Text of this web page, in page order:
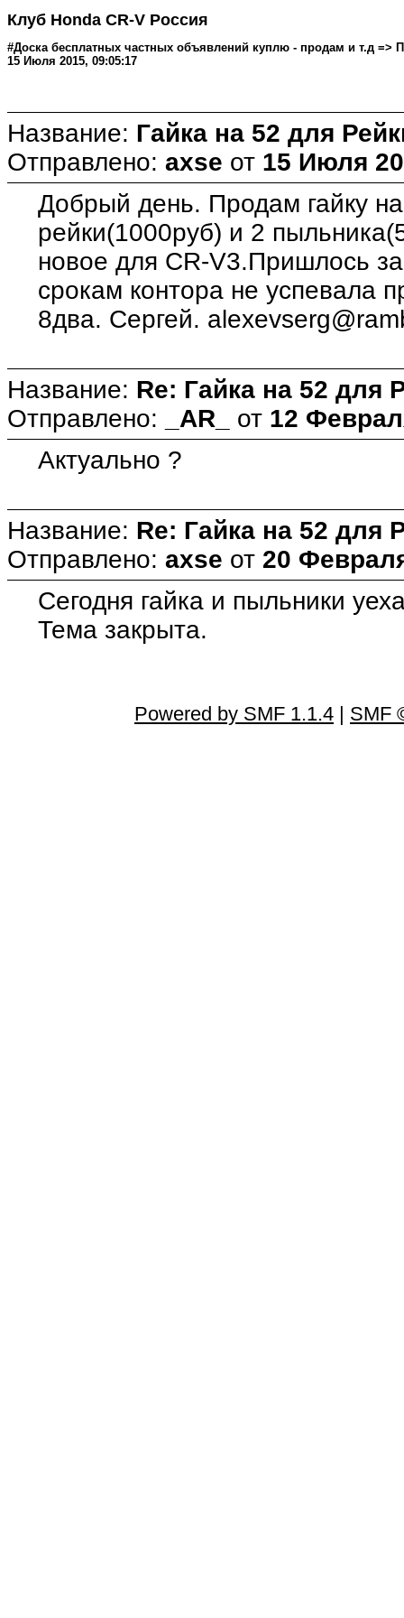
Клуб Honda CR-V Россия
#Доска бесплатных частных объявлений куплю - продам и т.д =>
15 Июля 2015, 09:05:17
Название: Гайка на 52 для
Отправлено: axse от 15 Июля
Добрый день. Продам гайку
рейки(1000руб) и 2
новое для CR-V3.Пришлось
срокам контора не успевала
8два. Сергей.
Название: Re: Гайка на 52 для
Отправлено:
_AR_ от 12
Актуально ?
Название: Re: Гайка на 52 для
Отправлено: axse от 20
Сегодня гайка и пыльники
Тема закрыта.
Powered by SMF 1.1.4 | SMF